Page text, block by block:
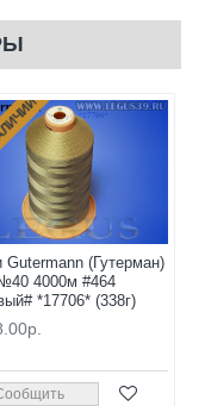
Gutermann (Гутерман)
4000м #464
*17706* (338г)